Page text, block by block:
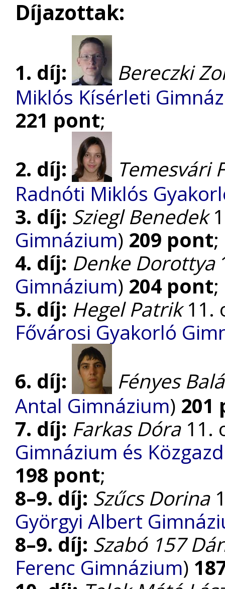
Díjazottak:
1. díj:
Bereczki
Miklós Kísérleti
221 pont;
2. díj:
Temesvári
Radnóti Miklós
3. díj: Sziegl Benedek
Gimnázium) 209 pont;
4. díj: Denke Dorottya
Gimnázium) 204 pont;
5. díj: Hegel Patrik11.
Fővárosi Gyakorló
6. díj:
Fényes
Antal Gimnázium) 201
7. díj: Farkas Dóra11.
Gimnázium és
198 pont;
8–9. díj: Szűcs Dorina
Györgyi Albert
8–9. díj: Szabó 157
Ferenc Gimnázium)